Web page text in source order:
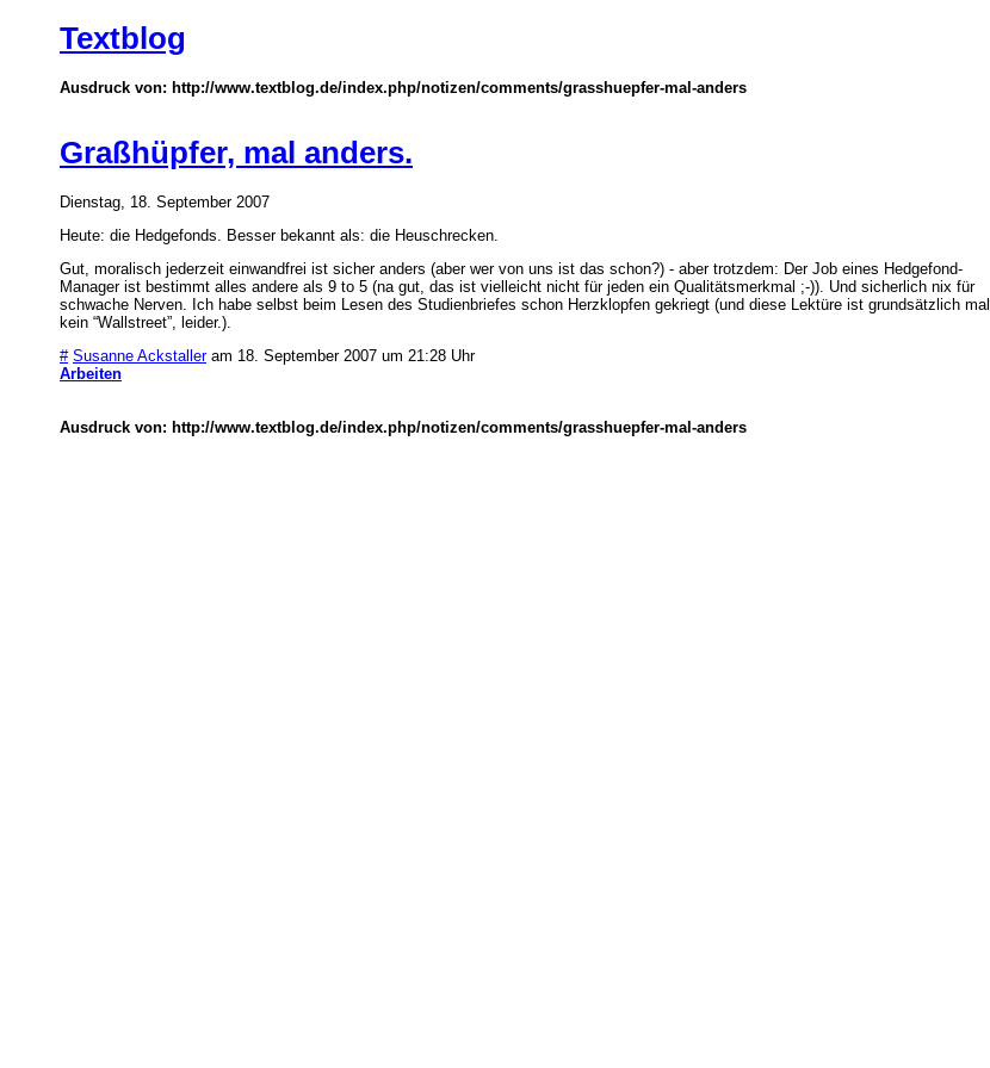
Textblog
Ausdruck von: http://www.textblog.de/index.php/notizen/comments/grasshuepfer-mal-anders
Graßhüpfer, mal anders.
Dienstag, 18. September 2007
Heute: die Hedgefonds. Besser bekannt als: die Heuschrecken.
Gut, moralisch jederzeit einwandfrei ist sicher anders (aber wer von uns ist das schon?) - aber trotzdem: Der Job eines Hedgefond-
Manager ist bestimmt alles andere als 9 to 5 (na gut, das ist vielleicht nicht für jeden ein Qualitätsmerkmal ;-)). Und sicherlich nix für
schwache Nerven. Ich habe selbst beim Lesen des Studienbriefes schon Herzklopfen gekriegt (und diese Lektüre ist grundsätzlich mal
kein “Wallstreet”, leider.).
# Susanne Ackstalleram 18. September 2007 um 21:28 Uhr
Arbeiten
Ausdruck von: http://www.textblog.de/index.php/notizen/comments/grasshuepfer-mal-anders